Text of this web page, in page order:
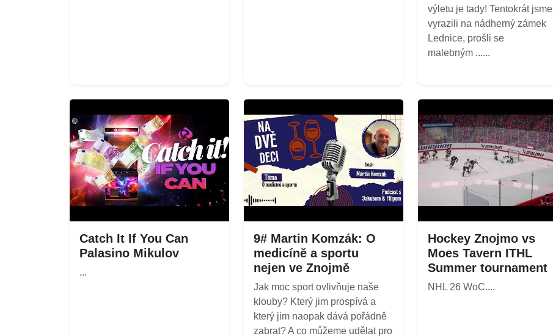
výletu je tady! Tentokrát jsme
vyrazili na nádherný zámek
Lednice, prošli se
malebným ......
Catch It If You Can
Palasino Mikulov
...
9# Martin Komzák: O
medicíně a sportu
nejen ve Znojmě
Jak moc sport ovlivňuje naše
klouby? Který jim prospívá a
který jim naopak dává pořádně
zabrat? A co můžeme udělat pro
Hockey Znojmo vs
Moes Tavern ITHL
Summer tournament
NHL 26 WoC....